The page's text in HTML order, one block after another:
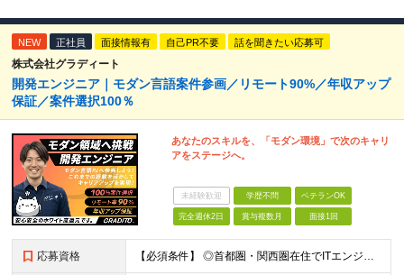
NEW 正社員 面接情報有 自己PR不要 話を聞きたい応募可
株式会社グラディート
開発エンジニア｜モダン言語案件参画／リモート90%／年収アップ
保証／案件選択100％
あなたのスキルを、「モダン環境」で次のキャリ
アをステージへ。
未経験歓迎 学歴不問 ベテランOK
完全週休2日 賞与複数月 面接1回
応募資格 【必須条件】 ◎首都圏・関西圏在住でITエンジニアとしての実務経験が3年以上ある⽅（開発・インフラいずれも歓迎） →首都圏（東京、神奈川、千葉、埼玉）、関西圏（大阪、兵庫、京都）在住のITエンジニア採